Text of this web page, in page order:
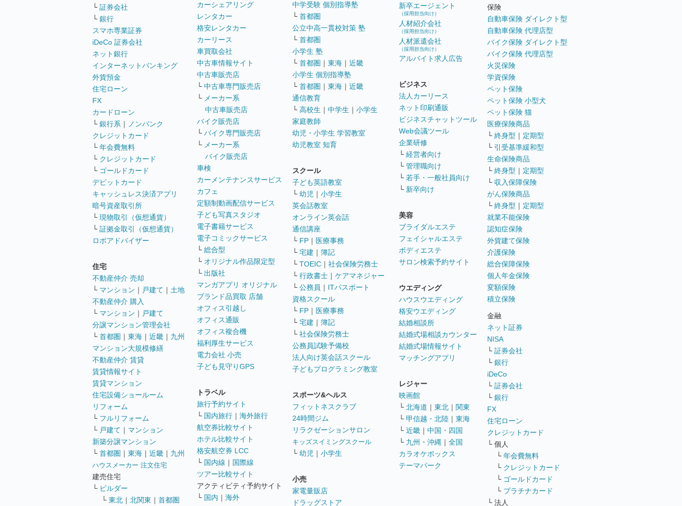
└ 証券会社
└ 銀行
スマホ専業証券
iDeCo 証券会社
ネット銀行
インターネットバンキング
外貨預金
住宅ローン
FX
カードローン
└ 銀行系 ｜
ノンバンク
クレジットカード
└ 年会費無料
└ クレジットカード
└ ゴールドカード
デビットカード
キャッシュレス決済アプリ
暗号資産取引所
└ 現物取引（仮想通貨）
└ 証拠金取引（仮想通貨）
ロボアドバイザー
住宅
不動産仲介 売却
└ マンション ｜ 戸建て ｜ 土地
不動産仲介 購入
└ マンション ｜ 戸建て
分譲マンション管理会社
└ 首都圏 ｜ 東海 ｜ 近畿 ｜ 九州
マンション大規模修繕
不動産仲介 賃貸
賃貸情報サイト
賃貸マンション
住宅設備ショールーム
リフォーム
└ フルリフォーム
└ 戸建て ｜ マンション
新築分譲マンション
└ 首都圏 ｜ 東海 ｜ 近畿 ｜ 九州
ハウスメーカー 注文住宅
建売住宅
└ ビルダー
└ 東北 ｜ 北関東 ｜ 首都圏
カーシェアリング
レンタカー
格安レンタカー
カーリース
車買取会社
中古車情報サイト
中古車販売店
└ 中古車専門販売店
└ メーカー系
中古車販売店
バイク販売店
└ バイク専門販売店
└ メーカー系
バイク販売店
車検
カーメンテナンスサービス
カフェ
定額制動画配信サービス
子ども写真スタジオ
電子書籍サービス
電子コミックサービス
└ 総合型
└ オリジナル作品限定型
└ 出版社
マンガアプリ オリジナル
ブランド品買取 店舗
オフィス引越し
オフィス通販
オフィス複合機
福利厚生サービス
電力会社 小売
子ども見守りGPS
トラベル
旅行予約サイト
└ 国内旅行 ｜ 海外旅行
航空券比較サイト
ホテル比較サイト
格安航空券 LCC
└ 国内線 ｜ 国際線
ツアー比較サイト
アクティビティ予約サイト
└ 国内 ｜ 海外
中学受験 個別指導塾
└ 首都圏
公立中高一貫校対策 塾
└ 首都圏
小学生 塾
└ 首都圏 ｜ 東海 ｜ 近畿
小学生 個別指導塾
└ 首都圏 ｜ 東海 ｜ 近畿
通信教育
└ 高校生 ｜ 中学生 ｜ 小学生
家庭教師
幼児・小学生 学習教室
幼児教室 知育
スクール
子ども英語教室
└ 幼児 ｜ 小学生
英会話教室
オンライン英会話
通信講座
└ FP ｜ 医療事務
└ 宅建 ｜ 簿記
└ TOEIC ｜ 社会保険労務士
└ 行政書士 ｜ ケアマネジャー
└ 公務員 ｜ ITパスポート
資格スクール
└ FP ｜ 医療事務
└ 宅建 ｜ 簿記
└ 社会保険労務士
公務員試験予備校
法人向け英会話スクール
子どもプログラミング教室
スポーツ&ヘルス
フィットネスクラブ
24時間ジム
リラクゼーションサロン
キッズスイミングスクール
└ 幼児 ｜ 小学生
小売
家電量販店
ドラッグストア
新卒エージェント
（採用担当向け）
人材紹介会社
（採用担当向け）
人材派遣会社
（採用担当向け）
アルバイト求人広告
ビジネス
法人カーリース
ネット印刷通販
ビジネスチャットツール
Web会議ツール
企業研修
└ 経営者向け
└ 管理職向け
└ 若手・一般社員向け
└ 新卒向け
美容
ブライダルエステ
フェイシャルエステ
ボディエステ
サロン検索予約サイト
ウエディング
ハウスウエディング
格安ウエディング
結婚相談所
結婚式場相談カウンター
結婚式場情報サイト
マッチングアプリ
レジャー
映画館
└ 北海道 ｜ 東北 ｜ 関東
└ 甲信越・北陸 ｜ 東海
└ 近畿 ｜ 中国・四国
└ 九州・沖縄 ｜ 全国
カラオケボックス
テーマパーク
保険
自動車保険 ダイレクト型
自動車保険 代理店型
バイク保険 ダイレクト型
バイク保険 代理店型
火災保険
学資保険
ペット保険
ペット保険 小型犬
ペット保険 猫
医療保険商品
└ 終身型 ｜ 定期型
└ 引受基準緩和型
生命保険商品
└ 終身型 ｜ 定期型
└ 収入保障保険
がん保険商品
└ 終身型 ｜ 定期型
就業不能保険
認知症保険
外貨建て保険
介護保険
総合保障保険
個人年金保険
変額保険
積立保険
金融
ネット証券
NISA
└ 証券会社
└ 銀行
iDeCo
└ 証券会社
└ 銀行
FX
住宅ローン
クレジットカード
└ 個人
└ 年会費無料
└ クレジットカード
└ ゴールドカード
└ プラチナカード
└ 法人